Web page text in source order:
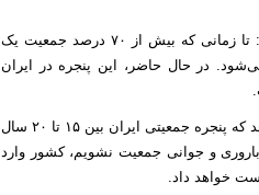
معاون بهداشت در بخش دیگری از سخنان خود به تبیین مفهوم پنجره جمعیتی پرداخت و گفت: تا زمانی که بیش از ۷۰ درصد جمعیت یک
باز محسوب می‌شود. در حال حاضر، این پنجره در ایران
‌وی با تعیین بازه زمانی برای خروج از این وضعیت هشدار داد: برآوردهای کارشناسی نشان می‌دهد که پنجره جمعیتی ایران بین ۱۵ تا ۲۰ سال
و جوانی جمعیت نشویم، کشور وارد
خواهد داد.